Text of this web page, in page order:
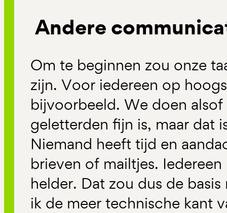
Andere
Om te beginnen zou onze
zijn. Voor iedereen op
bijvoorbeeld. We doen
geletterden fijn is, maar dat
Niemand heeft tijd en
brieven of mailtjes.
helder. Dat zou dus de
ik de meer technische kant